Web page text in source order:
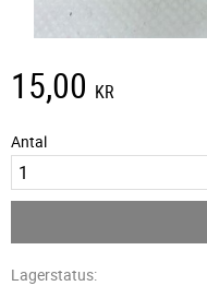
15,00 KR
Antal
Lagerstatus